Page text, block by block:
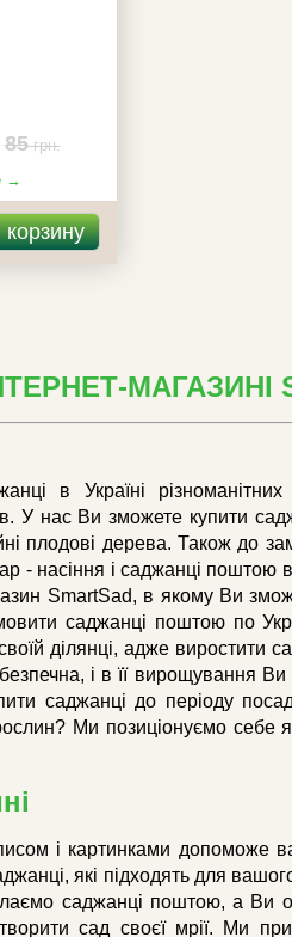
85грн.
→
корзину
МАГАЗИНІ
в Україні різноманітних
У нас Ви зможете купити
плодові дерева. Також до
- насіння і саджанці поштою в
SmartSad, в якому Ви
саджанці поштою по
ділянці, адже виростити
і в її вирощування
саджанці до періоду
Ми позиціонуємо себе
і картинками допоможе
які підходять для
саджанці поштою, а Ви
сад своєї мрії. Ми